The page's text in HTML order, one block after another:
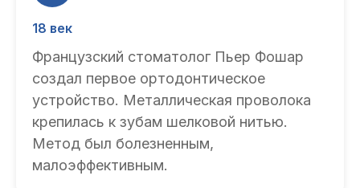
18 век
Французский стоматолог Пьер Фошар
создал первое ортодонтическое
устройство. Металлическая проволока
крепилась к зубам шелковой нитью.
Метод был болезненным,
малоэффективным.